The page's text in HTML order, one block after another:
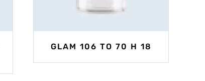
GLAM 106 TO 70 H 18